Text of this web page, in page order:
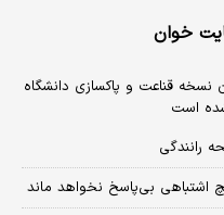
خوان
قناعت و پاکسازی دانشگاه
است
رانندگی
اشتباهی بی‌پاسخ نخواهد ماند